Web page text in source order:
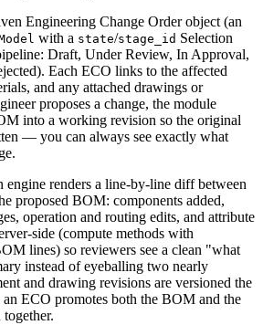
Engineering Change Order object (an
with a state/stage_id Selection
Draft, Under Review, In Approval,
Each ECO links to the affected
and any attached drawings or
proposes a change, the module
into a working revision so the original
— you can always see exactly what
engine renders a line-by-line diff between
proposed BOM: components added,
operation and routing edits, and attribute
side (compute methods with
lines) so reviewers see a clean "what
instead of eyeballing two nearly
and drawing revisions are versioned the
ECO promotes both the BOM and the